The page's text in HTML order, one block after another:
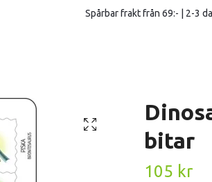
Spårbar frakt från 69:- | 2-3
bitar
105 kr